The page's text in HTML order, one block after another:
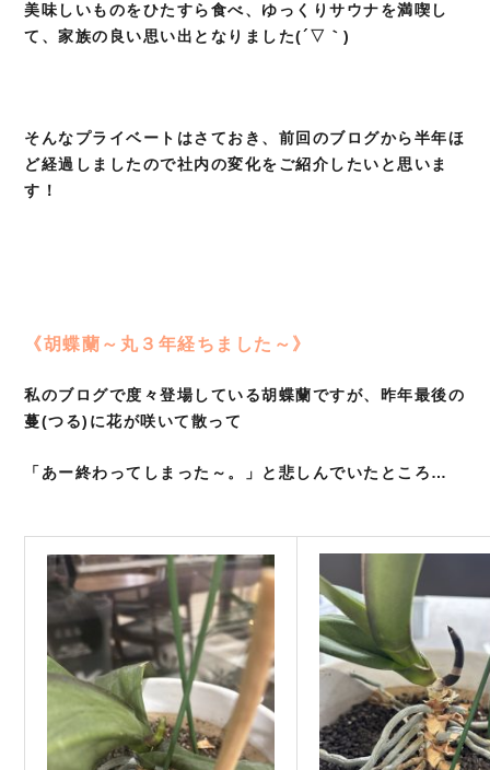
美味しいものをひたすら食べ、ゆっくりサウナを満喫し
て、家族の良い思い出となりました(´▽｀)
そんなプライベートはさておき、前回のブログから半年ほ
ど経過しましたので社内の変化をご紹介したいと思いま
す！
《胡蝶蘭～丸３年経ちました～》
私のブログで度々登場している胡蝶蘭ですが、昨年最後の
蔓(つる)に花が咲いて散って
「あー終わってしまった～。」と悲しんでいたところ…